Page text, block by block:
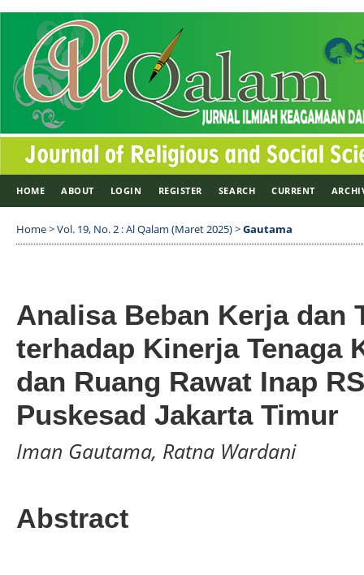
HOME ABOUT LOGIN REGISTER SEARCH CURRENT
Home>Vol. 19, No. 2 : Al Qalam (Maret 2025)>Gautama
Analisa Beban Kerja dan
terhadap Kinerja Tenaga
dan Ruang Rawat Inap
Puskesad Jakarta Timur
Iman Gautama, Ratna Wardani
Abstract